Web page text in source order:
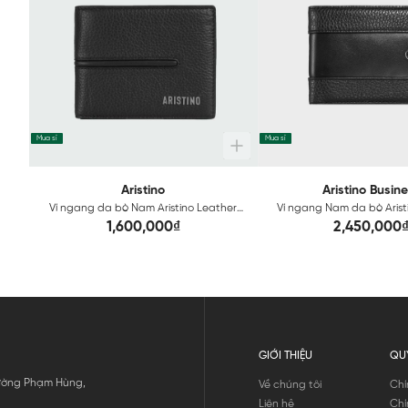
Mua sỉ
Aristino
Ví ngang da bò Nam Aristino Leather
AWE0020Z
1,600,000₫
Mua sỉ
Aristino
Ví ngang Nam da bò
Leather
2,450,000₫
Phạm Hùng,
GIỚI THIỆU
Về chúng tôi
Liên hệ